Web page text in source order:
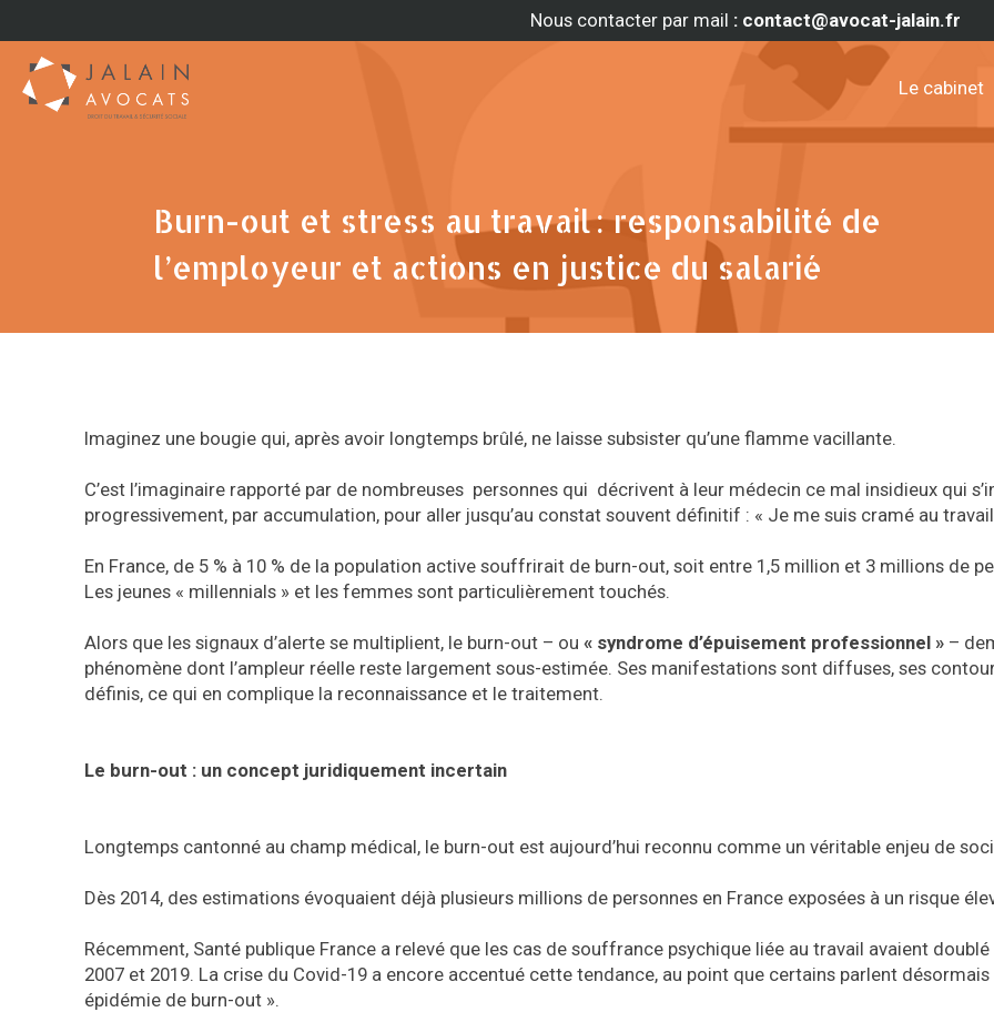
Nous contacter par mail : contact@avocat-jalain.fr
Le cabinet
Burn-out et stress au travail : responsabilité de
l’employeur et actions en justice du salarié
Imaginez une bougie qui, après avoir longtemps brûlé, ne laisse subsister qu’une flamme vacillante.
C’est l’imaginaire rapporté par de nombreuses personnes qui décrivent à leur médecin ce mal insidieux qui
progressivement, par accumulation, pour aller jusqu’au constat souvent définitif : « Je me suis cramé au
En France, de 5 % à 10 % de la population active souffrirait de burn-out, soit entre 1,5 million et 3 millions de
Les jeunes « millennials » et les femmes sont particulièrement touchés.
Alors que les signaux d’alerte se multiplient, le burn-out – ou « syndrome d’épuisement professionnel » –
phénomène dont l’ampleur réelle reste largement sous-estimée. Ses manifestations sont diffuses, ses
définis, ce qui en complique la reconnaissance et le traitement.
Le burn-out : un concept juridiquement incertain
Longtemps cantonné au champ médical, le burn-out est aujourd’hui reconnu comme un véritable enjeu de
Dès 2014, des estimations évoquaient déjà plusieurs millions de personnes en France exposées à un risque
Récemment, Santé publique France a relevé que les cas de souffrance psychique liée au travail avaient
2007 et 2019. La crise du Covid-19 a encore accentué cette tendance, au point que certains parlent désormais
épidémie de burn-out ».